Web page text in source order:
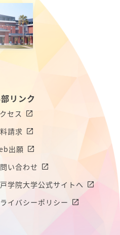
リンク
セス
請求
出願
い合わせ
学院大学公式サイトへ
イバシーポリシー